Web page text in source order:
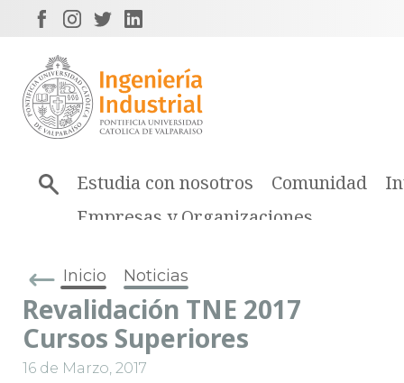
Estudia con nosotros Comunidad
Empresas y Organizaciones
Inicio Noticias
Revalidación TNE 2017
Cursos Superiores
16 de Marzo, 2017